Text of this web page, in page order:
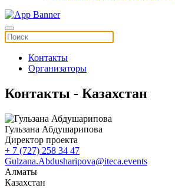
Контакты
Организаторы
Контакты - Казахстан
Гульзана Абдушарипова
Директор проекта
+ 7 (727) 258 34 47
Gulzana.Abdusharipova@iteca.events
Алматы
Казахстан